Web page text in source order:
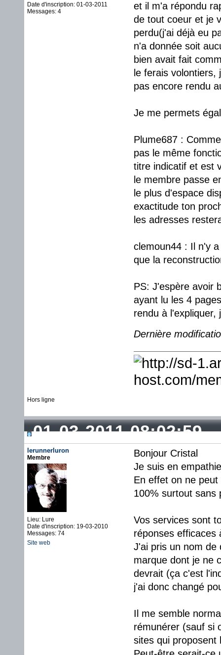
Date d'inscription: 01-03-2011
Messages: 4
et il m'a répondu
de tout coeur et je
perdu(j'ai déjà eu
n'a donnée soit
bien avait fait
le ferais
pas encore rendu
Je me permets
Plume687 :
pas le même
titre indicatif et est
le membre passe
le plus d'espace
exactitude ton
les adresses
clemoun44 : Il n'y
que la
PS: J'espère avoir
ayant lu les 4
rendu à
Dernière
Hors ligne
01-03-2011 08:02:59
lerunnerluron
Membre
Lieu: Lure
Date d'inscription: 19-03-2010
Messages: 74
Site web
Bonjour Cristal
Je suis en
En effet on ne
100% surtout sans
Vos services sont
réponses efficaces
J'ai pris un nom de
marque dont je ne
devrait (ça c'est
j'ai donc changé
Il me semble
rémunérer (sauf si
sites qui proposent